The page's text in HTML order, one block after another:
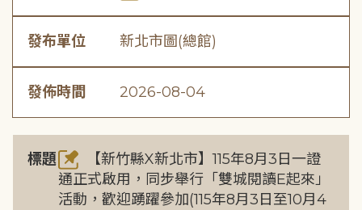
發布單位 新北市圖(總館)
發佈時間 2026-08-04
標題
【新竹縣X新北市】115年8月3日一證
通正式啟用，同步舉行「雙城閱讀E起來」
活動，歡迎踴躍參加(115年8月3日至10月4